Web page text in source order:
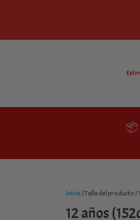
📦
Inicio / Talla del producto /
12 años